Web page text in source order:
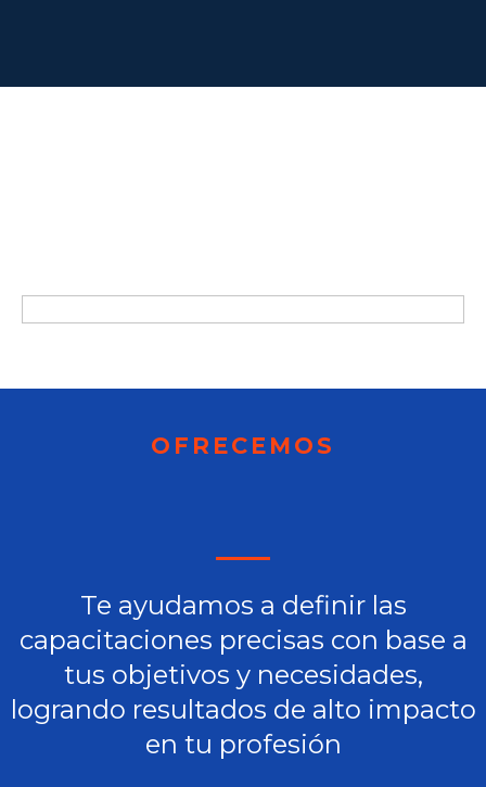
OFRECEMOS
Te ayudamos a definir las
capacitaciones precisas con base a
tus objetivos y necesidades,
logrando resultados de alto impacto
en tu profesión